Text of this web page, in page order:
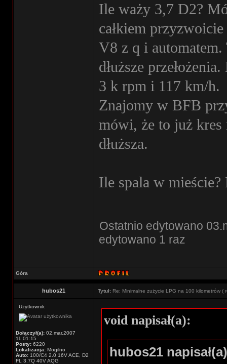
Ile waży 3,7 D2?
całkiem
V8 z q i
dłuższe
3 k rpm i 117 km/h.
Znajomy w BFB
mówi, że to już
dłuższa.
Ile spala w
Ostatnio edytowano
edytowano 1 raz
Góra
hubos21 Tytuł: Re: Minimalne zużycie LPG na 100 kilometrów (
Użytkownik
Dołączył(a): 02.mar.2007
11:01:15
Posty: 6220
Lokalizacja: Mogilno
Auto: 100/C4 2.0 16V ACE, D2
FL 3.7Q 40V AQG
void napisał(a):
hubos21